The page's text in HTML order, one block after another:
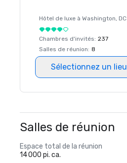
Hôtel de luxe à Washington, DC
Chambres d'invités: 237
Salles de réunion: 8
Sélectionnez un lieu
Salles de réunion
Espace total de la réunion
14 000 pi. ca.